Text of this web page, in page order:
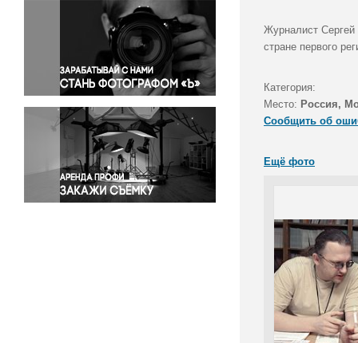
Окружающая среда
Политика
Правосудие
Происшествия и конфликты
Религия
Светская жизнь
Спорт
Экология
Экономика и бизнес
Журналист Сергей
стране первого
Категория:
Место: Россия,
Сообщить об
Ещё фото